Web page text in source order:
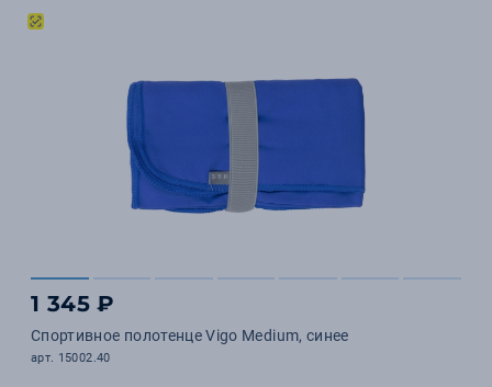
1 345 ₽
Спортивное полотенце Vigo Medium, синее
арт. 15002.40